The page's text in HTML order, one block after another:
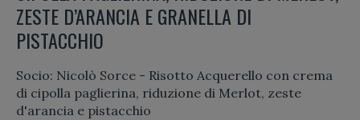
ZESTE D’ARANCIA E GRANELLA DI
PISTACCHIO
Socio: Nicolò Sorce - Risotto Acquerello con crema
di cipolla paglierina, riduzione di Merlot, zeste
d'arancia e pistacchio